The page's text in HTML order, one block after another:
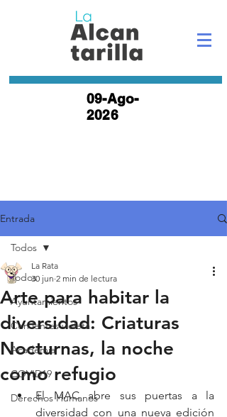
09-Ago-
2026
Entrada
Todos
Ayuntamientos
Con lentes violeta
Academia
COVID19
Derechos Humanos
Todos
Arte para habitar la
diversidad: Criaturas
Nocturnas, la noche
como refugio
La Rata
30 jun 2 min de lectura
El MAC abre sus puertas a la
diversidad con una nueva edición